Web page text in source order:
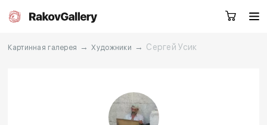
Картинная галерея → Художники → Сергей Усик